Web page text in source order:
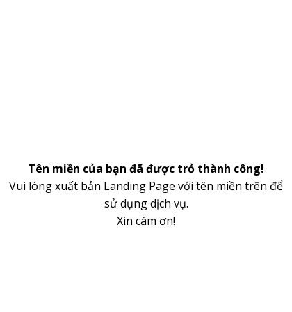
Tên miền của bạn đã được trỏ thành công!
Vui lòng xuất bản Landing Page với tên miền trên để
sử dụng dịch vụ.
Xin cám ơn!